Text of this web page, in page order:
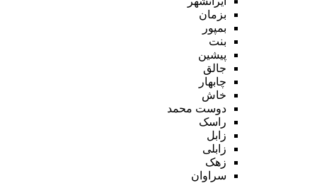
بزمان
بمپور
بنت
پیشین
جالق
چابهار
خاش
دوست محمد
راسک
زابل
زابلی
زهک
سراوان